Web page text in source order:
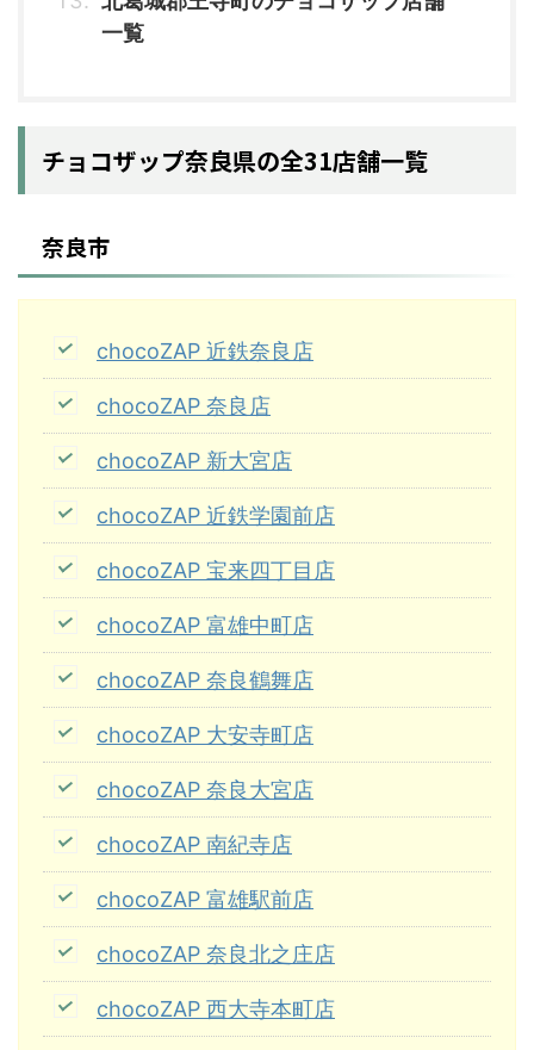
一覧
チョコザップ奈良県の全31店舗一覧
奈良市
chocoZAP 近鉄奈良店
chocoZAP 奈良店
chocoZAP 新大宮店
chocoZAP 近鉄学園前店
chocoZAP 宝来四丁目店
chocoZAP 富雄中町店
chocoZAP 奈良鶴舞店
chocoZAP 大安寺町店
chocoZAP 奈良大宮店
chocoZAP 南紀寺店
chocoZAP 富雄駅前店
chocoZAP 奈良北之庄店
chocoZAP 西大寺本町店